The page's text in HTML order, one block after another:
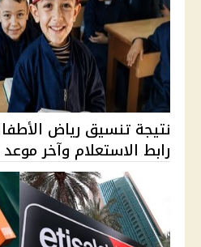
نتيجة تنسيق رياض
رابط الاستعلام وآخر